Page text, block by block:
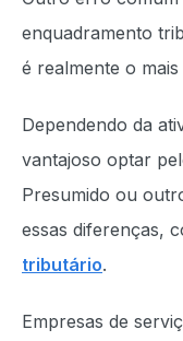
enquadramento
é realmente o
Dependendo da
vantajoso optar
Presumido ou
essas diferenças,
tributário.
Empresas de